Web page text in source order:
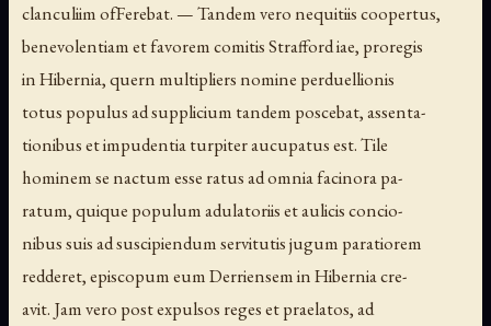
clanculiim ofFerebat. — Tandem vero nequitiis coopertus,
benevolentiam et favorem comitis Strafford iae, proregis
in Hibernia, quern multipliers nomine perduellionis
totus populus ad supplicium tandem poscebat, assenta-
tionibus et impudentia turpiter aucupatus est. Tile
hominem se nactum esse ratus ad omnia facinora pa-
ratum, quique populum adulatoriis et aulicis concio-
nibus suis ad suscipiendum servitutis jugum paratiorem
redderet, episcopum eum Derriensem in Hibernia cre-
avit. Jam vero post expulsos reges et praelatos, ad